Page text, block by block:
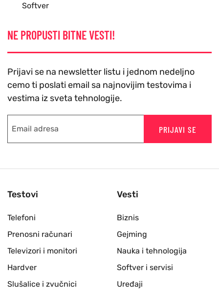
Softver
NE PROPUSTI BITNE VESTI!
Prijavi se na newsletter listu i jednom nedeljno
cemo ti poslati email sa najnovijim testovima i
vestima iz sveta tehnologije.
PRIJAVI SE
Testovi
Telefoni
Prenosni računari
Televizori i monitori
Hardver
Slušalice i zvučnici
Vesti
Biznis
Gejming
Nauka i tehnologija
Softver i servisi
Uređaji